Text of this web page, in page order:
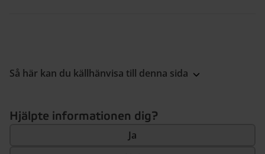
Så här kan du källhänvisa till denna sida
Hjälpte informationen dig?
Ja